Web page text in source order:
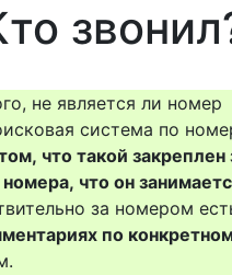
не является ли номер
система по
что такой закреплен
что он
за номером
по